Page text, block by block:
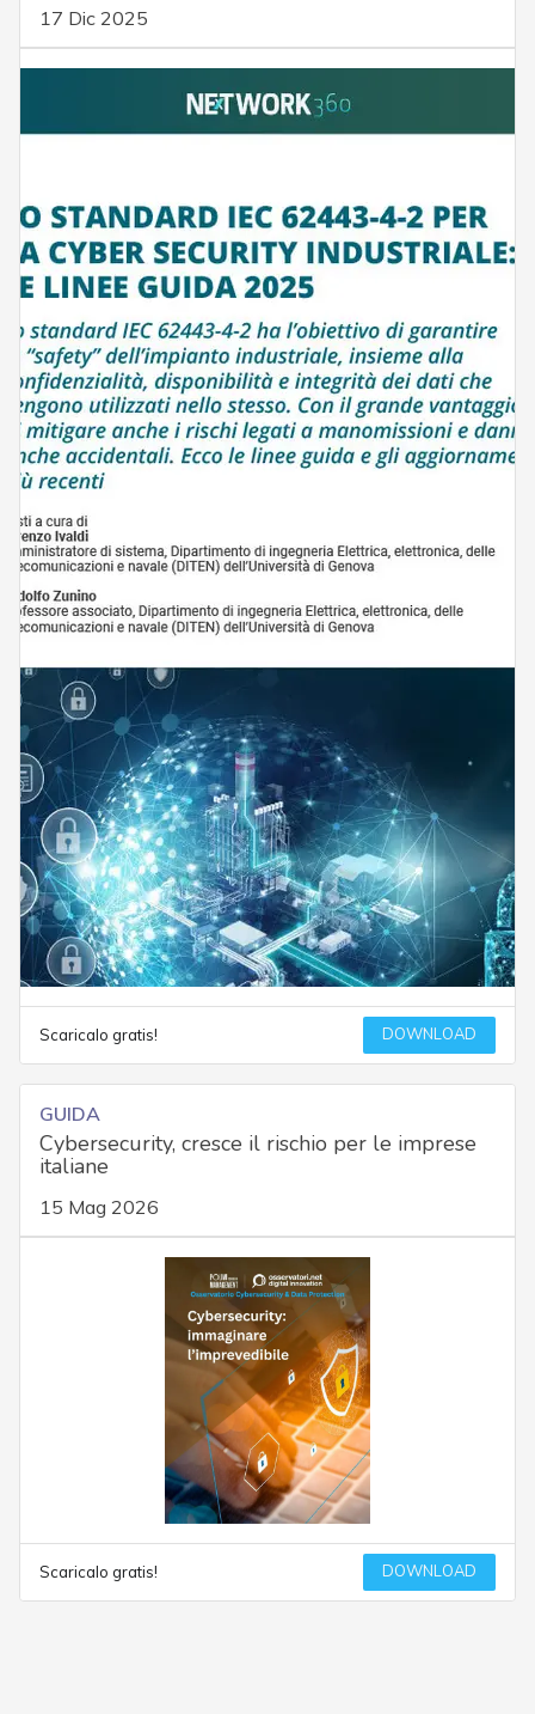
17 Dic 2025
Scaricalo gratis! DOWNLOAD
GUIDA
Cybersecurity, cresce il rischio per le imprese
italiane
15 Mag 2026
Scaricalo gratis! DOWNLOAD